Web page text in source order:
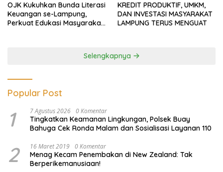
OJK Kukuhkan Bunda Literasi
Keuangan se-Lampung,
Perkuat Edukasi Masyarakat
KREDIT PRODUKTIF, UMKM,
DAN INVESTASI MASYARAKAT
LAMPUNG TERUS MENGUAT
Selengkapnya
Popular Post
1 7 Agustus 2026 0 Komentar
Tingkatkan Keamanan Lingkungan, Polsek Buay
Bahuga Cek Ronda Malam dan Sosialisasi Layanan 110
2 16 Maret 2019 0 Komentar
Menag Kecam Penembakan di New Zealand: Tak
Berperikemanusiaan!